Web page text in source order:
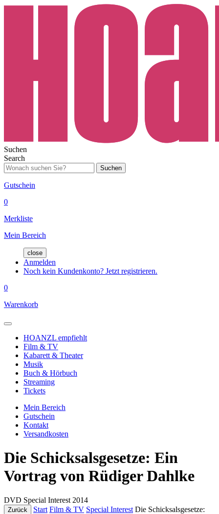
Suchen
Search
Suchen
Gutschein
0
Merkliste
Mein Bereich
close
Anmelden
Noch kein Kundenkonto? Jetzt registrieren.
0
Warenkorb
HOANZL empfiehlt
Film & TV
Kabarett & Theater
Musik
Buch & Hörbuch
Streaming
Tickets
Mein Bereich
Gutschein
Kontakt
Versandkosten
Die Schicksalsgesetze: Ein
Vortrag von Rüdiger Dahlke
DVD Special Interest 2014
Zurück Start Film & TV Special Interest Die Schicksalsgesetze: